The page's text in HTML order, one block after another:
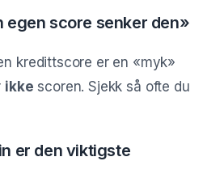
egen score senker den»
kredittscore er en «myk»
ikke scoren. Sjekk så ofte du
er den viktigste